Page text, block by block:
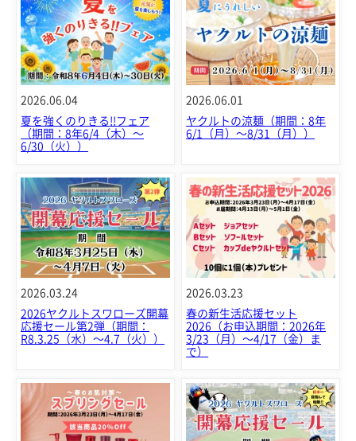
2026.06.04
夏を強くのりきる!!フェア
（期間：8年6/4（木）～
6/30（火））
2026.06.01
ヤクルトの涼麺（期間：8年
6/1（月）～8/31（月））
2026.03.24
2026ヤクルトスワローズ開幕
応援セール第2弾（期間：
R8.3.25（水）～4.7（火））
2026.03.23
春の新生活応援セット
2026（お申込期間：2026年
3/23（月）～4/17（金）ま
で）